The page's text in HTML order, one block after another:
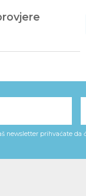
newsletter prihvaćate